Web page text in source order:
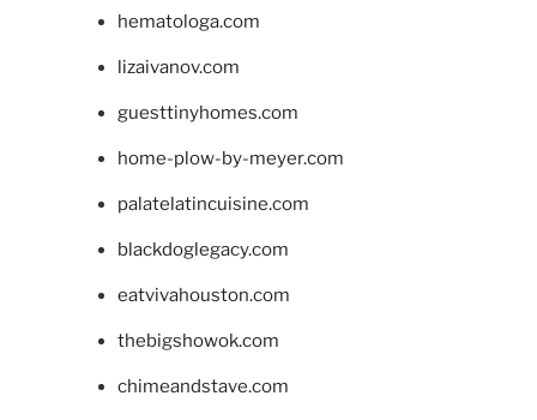
hematologa.com
lizaivanov.com
guesttinyhomes.com
home-plow-by-meyer.com
palatelatincuisine.com
blackdoglegacy.com
eatvivahouston.com
thebigshowok.com
chimeandstave.com